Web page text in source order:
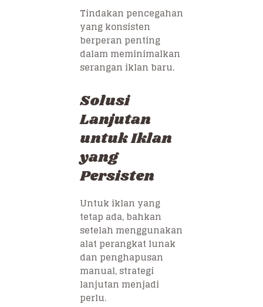
Tindakan pencegahan
yang konsisten
berperan penting
dalam meminimalkan
serangan iklan baru.
Solusi
Lanjutan
untuk Iklan
yang
Persisten
Untuk iklan yang
tetap ada, bahkan
setelah menggunakan
alat perangkat lunak
dan penghapusan
manual, strategi
lanjutan menjadi
perlu.